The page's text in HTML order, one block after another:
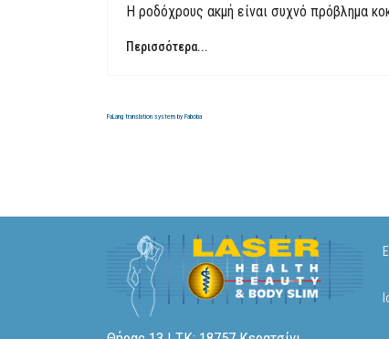
Η ροδόχρους ακμή είναι συχνό πρόβλημα
Περισσότερα...
FaLang translation system by Faboba